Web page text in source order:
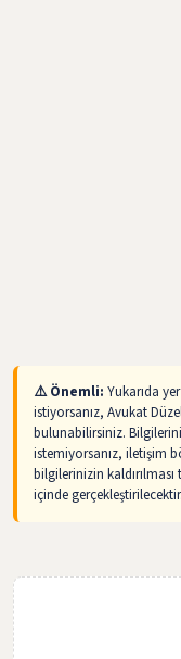
⚠️ Önemli: Yukarıda
istiyorsanız, Avukat
bulunabilirsiniz.
istemiyorsanız, iletişim
bilgilerinizin
içinde gerçekleştirilecektir.